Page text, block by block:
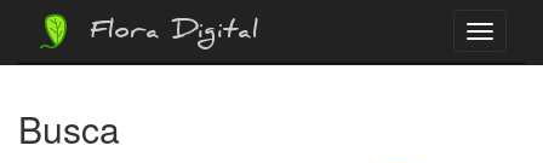
Menu
Flora Digital
Busca